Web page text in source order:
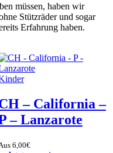
müssen, haben wir
Stützräder und sogar
Erfahrung haben.
– California –
– Lanzarote
6,00€